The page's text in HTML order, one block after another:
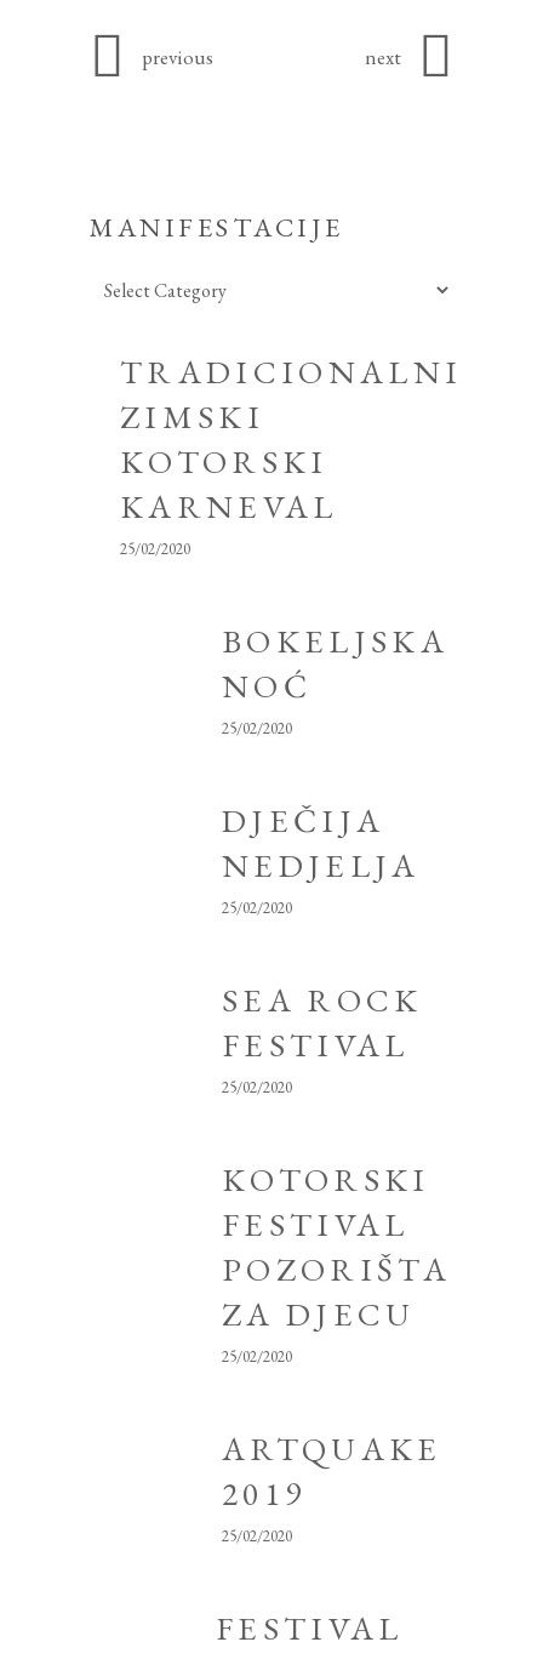
previous next
MANIFESTACIJE
TRADICIONALNI
ZIMSKI
KOTORSKI
KARNEVAL
25/02/2020
BOKELJSKA
NOĆ
25/02/2020
DJEČIJA
NEDJELJA
25/02/2020
SEA ROCK
FESTIVAL
25/02/2020
KOTORSKI
FESTIVAL
POZORIŠTA
ZA DJECU
25/02/2020
ARTQUAKE
2019
25/02/2020
FESTIVAL